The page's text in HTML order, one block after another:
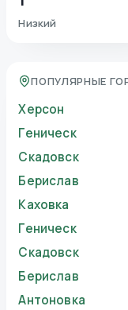
Низкий
ПОПУЛЯРНЫЕ
Херсон
Геническ
Скадовск
Берислав
Каховка
Геническ
Скадовск
Берислав
Антоновка